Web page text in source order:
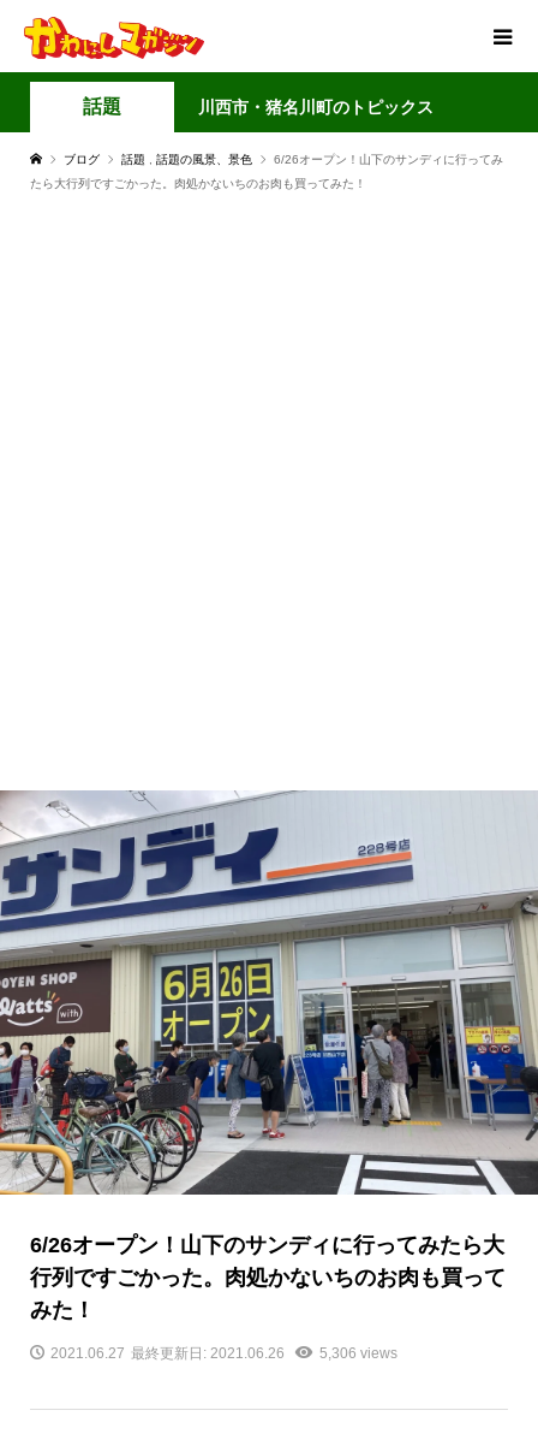
話題 川西市・猪名川町のトピックス
ブログ 話題 話題の風景、景色
6/26オープン！山下のサンディに行ってみ
たら大行列ですごかった。肉処かないちのお肉も買ってみた！
6/26オープン！山下のサンディに行ってみたら大
行列ですごかった。肉処かないちのお肉も買って
みた！
2021.06.27 最終更新日: 2021.06.26 5,306 views